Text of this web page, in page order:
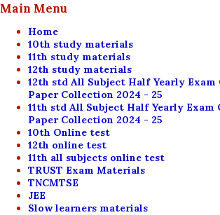
Main Menu
Home
10th study materials
11th study materials
12th study materials
12th std All Subject Half Yearly
Paper Collection 2024 - 25
11th std All Subject Half Yearly
Paper Collection 2024 - 25
10th Online test
12th online test
11th all subjects online test
TRUST Exam Materials
TNCMTSE
JEE
Slow learners materials